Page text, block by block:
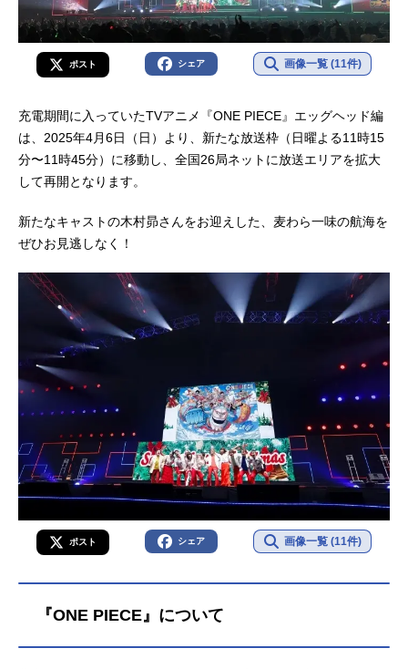
ポスト シェア 画像一覧 (11件)
充電期間に入っていたTVアニメ『ONE PIECE』エッグヘッド編
は、2025年4月6日（日）より、新たな放送枠（日曜よる11時15
分〜11時45分）に移動し、全国26局ネットに放送エリアを拡大
して再開となります。
新たなキャストの木村昴さんをお迎えした、麦わら一味の航海を
ぜひお見逃しなく！
ポスト シェア 画像一覧 (11件)
『ONE PIECE』について